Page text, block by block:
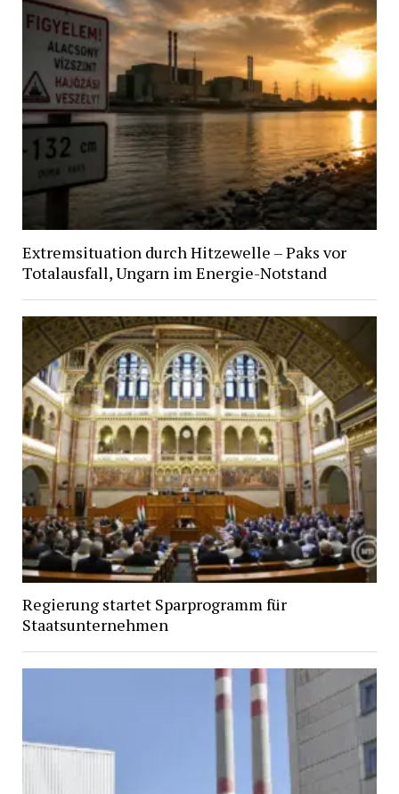
Extremsituation durch Hitzewelle – Paks vor
Totalausfall, Ungarn im Energie-Notstand
Regierung startet Sparprogramm für
Staatsunternehmen